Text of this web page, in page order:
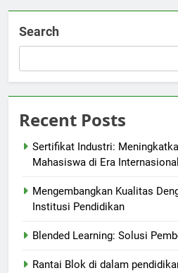
Search
Recent Posts
Sertifikat Industri:
Mahasiswa di Era Internasional
Mengembangkan Kualitas
Institusi Pendidikan
Blended Learning: Solusi
Rantai Blok di dalam